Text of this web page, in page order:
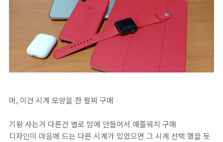
머, 이건 시계 모양을 한 팔찌 구매
기왕 사는거 다른건 별로 맘에 안들어서 애플워치 구매
디자인이 마음에 드는 다른 시계가 있었으면 그 시계 선택 했을 듯